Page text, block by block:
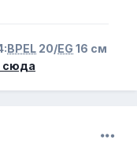
BPEL 20/EG 16 см
сюда